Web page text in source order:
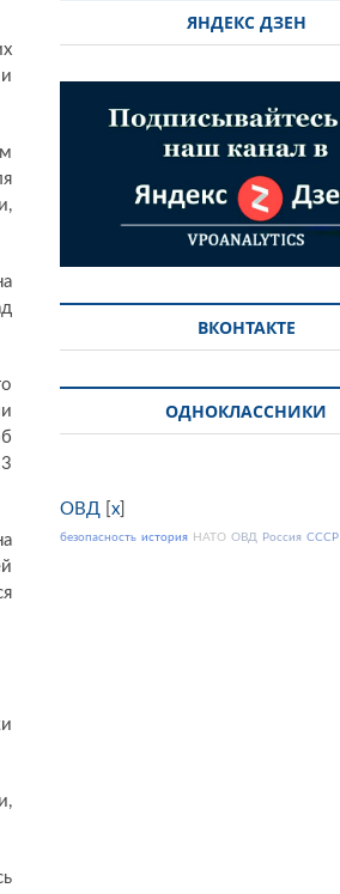
ЯНДЕКС ДЗЕН
ВКОНТАКТЕ
ОДНОКЛАССНИКИ
ОВД x
безопасность история НАТО ОВД Россия СССР